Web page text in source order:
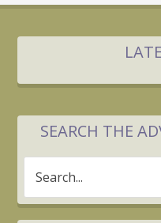
SEARCH THE